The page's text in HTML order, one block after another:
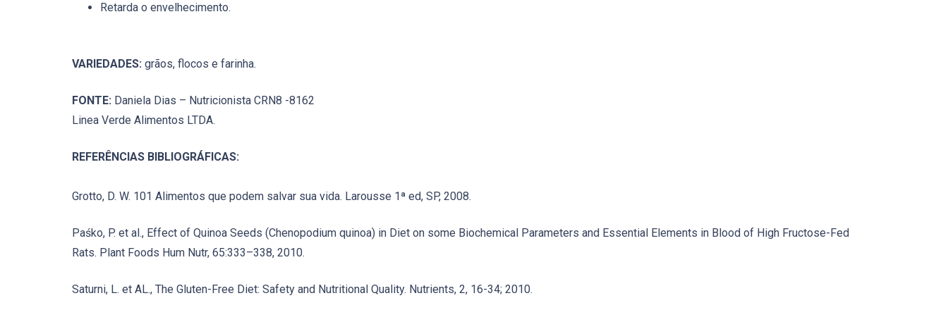
Retarda o envelhecimento.
VARIEDADES: grãos, flocos e farinha.
FONTE: Daniela Dias – Nutricionista CRN8 -8162
Linea Verde Alimentos LTDA.
REFERÊNCIAS BIBLIOGRÁFICAS:
Grotto, D. W. 101 Alimentos que podem salvar sua vida. Larousse 1ª ed, SP, 2008.
Paśko, P. et al., Effect of Quinoa Seeds (Chenopodium quinoa) in Diet on some Biochemical Parameters and Essential Elements in Blood of High Fructose-Fed
Rats. Plant Foods Hum Nutr, 65:333–338, 2010.
Saturni, L. et AL., The Gluten-Free Diet: Safety and Nutritional Quality. Nutrients, 2, 16-34; 2010.